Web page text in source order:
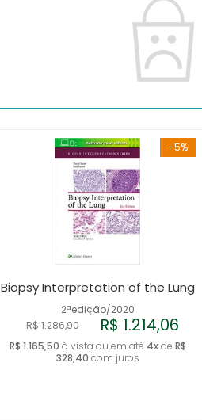
-5%
2ªedição/2020
Biopsy Interpretation of the Lung
R$ 1.286,90 R$ 1.214,06
R$ 1.165,50 à vista ou em até 4xde R$
328,40 com juros